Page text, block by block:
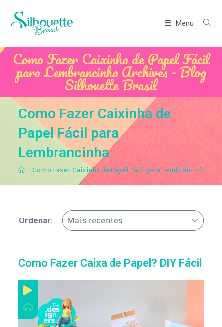
Menu
Como Fazer Caixinha de Papel Fácil
para Lembrancinha Archives - Blog
Silhouette Brasil
Como Fazer Caixinha de
Papel Fácil para
Lembrancinha
. Como Fazer Caixinha de Papel Fácil para Lembrancinha
Ordenar: Mais recentes
Como Fazer Caixa de Papel? DIY Fácil